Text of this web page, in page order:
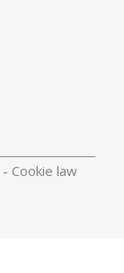
- Cookie law